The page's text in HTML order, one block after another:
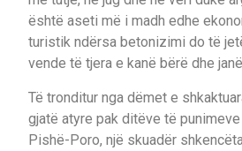
është aseti më i madh edhe
turistik ndërsa betonizimi do të
vende të tjera e kanë bërë dhe
Të tronditur nga dëmet e
gjatë atyre pak ditëve të
Pishë-Poro, një skuadër